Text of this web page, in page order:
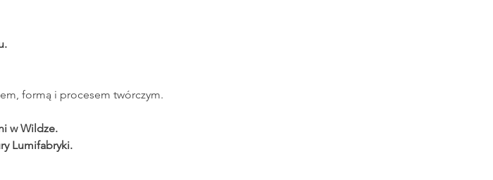
formą i procesem twórczym.
w Wildze.
Lumifabryki.